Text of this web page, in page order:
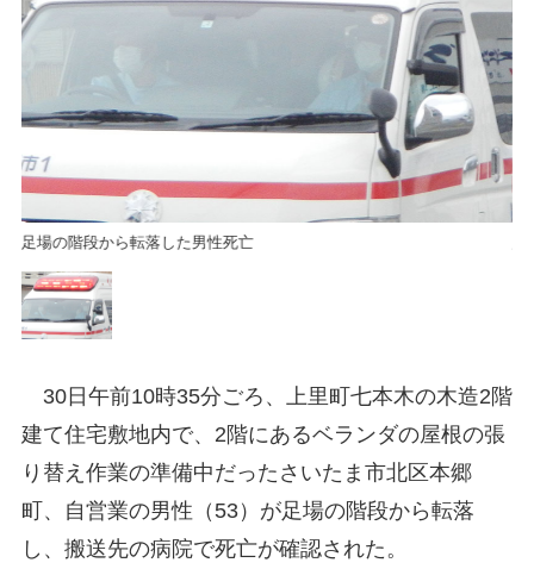
足場の階段から転落した男性死亡
30日午前10時35分ごろ、上里町七本木の木造2階
建て住宅敷地内で、2階にあるベランダの屋根の張
り替え作業の準備中だったさいたま市北区本郷
町、自営業の男性（53）が足場の階段から転落
し、搬送先の病院で死亡が確認された。